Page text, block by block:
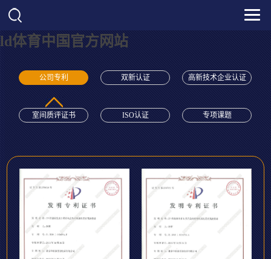
ld体育中国官方网站
公司专利 双新认证 高新技术企业认证
室间质评证书 ISO认证 专项课题